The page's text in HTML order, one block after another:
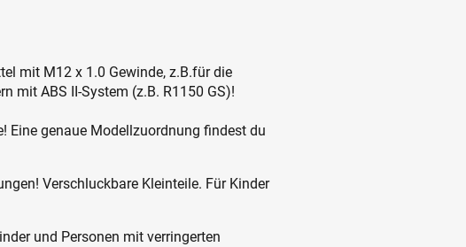
mit M12 x 1.0 Gewinde, z.B.für die
mit ABS II-System (z.B. R1150 GS)!
Eine genaue Modellzuordnung findest du
Verschluckbare Kleinteile. Für Kinder
und Personen mit verringerten